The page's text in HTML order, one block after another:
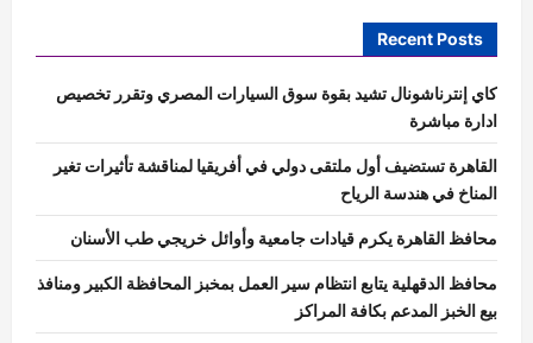
Recent Posts
كاي إنترناشونال تشيد بقوة سوق السيارات المصري وتقرر تخصيص
ادارة مباشرة
القاهرة تستضيف أول ملتقى دولي في أفريقيا لمناقشة تأثيرات تغير
المناخ في هندسة الرياح
محافظ القاهرة يكرم قيادات جامعية وأوائل خريجي طب الأسنان
محافظ الدقهلية يتابع انتظام سير العمل بمخبز المحافظة الكبير ومنافذ
بيع الخبز المدعم بكافة المراكز